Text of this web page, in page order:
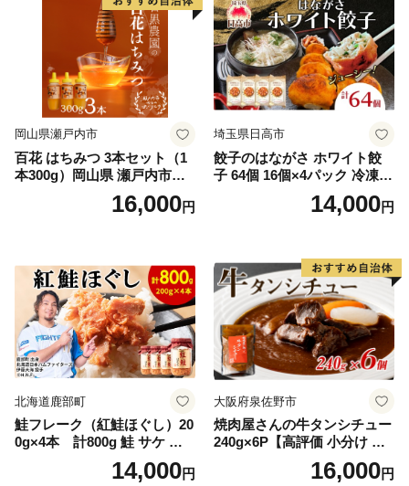
岡山県瀬戸内市
百花 はちみつ 3本セット（1
本300g）岡山県 瀬戸内市産
石黒農園 ヨーグルト パン 砂
糖の代わり 香り高い いい香
16,000円
埼玉県日高市
餃子のはながさ ホワイト餃
子 64個 16個×4パック 冷凍
中華 点心 B級グルメ ご当地
野菜 おつまみ おかず 簡単調
ー ギフト お取り寄せ 日高市
14,000円
北海道鹿部町
鮭フレーク（紅鮭ほぐし）20
0g×4本 計800g 鮭 サケ 鮭
ほぐし サケフレーク シャケ
フレーク 鮭フレーク14,000円
大阪府泉佐野市
焼肉屋さんの牛タンシチュー
240g×6P【高評価 小分け 惣
菜 牛たん 一人暮らし 冷凍】
16,000円